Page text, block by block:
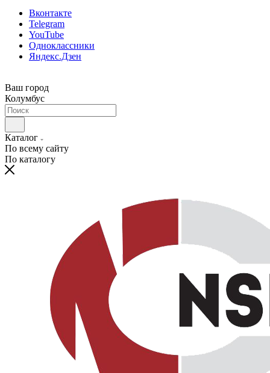
Вконтакте
Telegram
YouTube
Одноклассники
Яндекс.Дзен
Ваш город
Колумбус
Каталог
По всему сайту
По каталогу